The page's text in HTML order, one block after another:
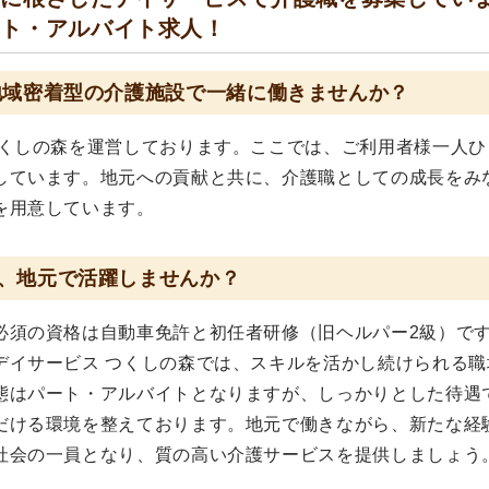
・アルバイト求人！
密着型の介護施設で一緒に働きませんか？
しの森を運営しております。ここでは、ご利用者様一人
います。地元への貢献と共に、介護職としての成長をみ
意しています。
地元で活躍しませんか？
の資格は自動車免許と初任者研修（旧ヘルパー2級）で
サービス つくしの森では、スキルを活かし続けられる
パート・アルバイトとなりますが、しっかりとした待遇
る環境を整えております。地元で働きながら、新たな経
の一員となり、質の高い介護サービスを提供しましょう